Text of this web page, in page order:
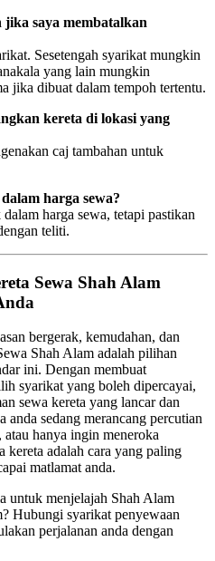
saya membatalkan
Sesetengah syarikat mungkin
yang lain mungkin
jika dibuat dalam tempoh tertentu.
kereta di lokasi yang
caj tambahan untuk
harga sewa?
harga sewa, tetapi pastikan
teliti.
Sewa Shah Alam
bergerak, kemudahan, dan
Shah Alam adalah pilihan
ini. Dengan membuat
syarikat yang boleh dipercayai,
sewa kereta yang lancar dan
anda sedang merancang percutian
hanya ingin meneroka
kereta adalah cara yang paling
matlamat anda.
untuk menjelajah Shah Alam
Hubungi syarikat penyewaan
perjalanan anda dengan